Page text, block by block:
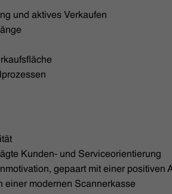
und aktives Verkaufen
Kunden- und Serviceorientierung
gepaart mit einer positiven
einer modernen Scannerkasse